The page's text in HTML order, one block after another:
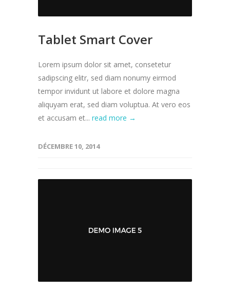
Tablet Smart Cover
Lorem ipsum dolor sit amet, consetetur
sadipscing elitr, sed diam nonumy eirmod
tempor invidunt ut labore et dolore magna
aliquyam erat, sed diam voluptua. At vero eos
et accusam et... read more →
DÉCEMBRE 10, 2014